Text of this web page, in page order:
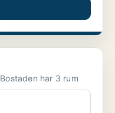
Lägenhet att hyra i Falkenberg Bostaden har 3 rum